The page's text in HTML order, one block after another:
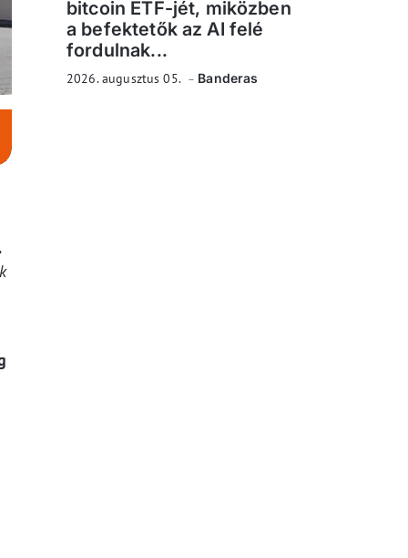
bitcoin ETF-jét, miközben
a befektetők az AI felé
fordulnak...
2026. augusztus 05. Banderas